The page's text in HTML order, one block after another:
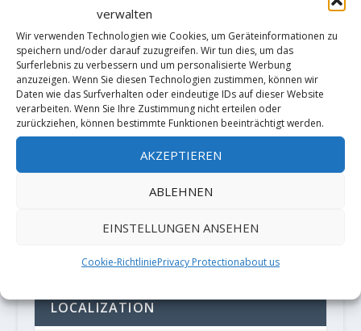
verwalten
Wir verwenden Technologien wie Cookies, um Geräteinformationen zu
speichern und/oder darauf zuzugreifen. Wir tun dies, um das
Surferlebnis zu verbessern und um personalisierte Werbung
anzuzeigen. Wenn Sie diesen Technologien zustimmen, können wir
Daten wie das Surfverhalten oder eindeutige IDs auf dieser Website
verarbeiten. Wenn Sie Ihre Zustimmung nicht erteilen oder
zurückziehen, können bestimmte Funktionen beeinträchtigt werden.
AKZEPTIEREN
ABLEHNEN
EINSTELLUNGEN ANSEHEN
Cookie-RichtliniePrivacy Protectionabout us
Diese Website verwendet Akismet, um
Spam zu reduzieren.Erfahre, wie
LOCALIZATION